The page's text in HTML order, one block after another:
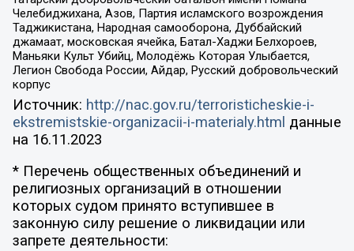
Челебиджихана, Азов, Партия исламского возрождения
Таджикистана, Народная самооборона, Дуббайский
джамаат, московская ячейка, Батал-Хаджи Белхороев,
Маньяки Культ Убийц, Молодёжь Которая Улыбается,
Легион Свобода России, Айдар, Русский добровольческий
корпус
Источник: http://nac.gov.ru/terroristicheskie-i-
ekstremistskie-organizacii-i-materialy.html данные
на 16.11.2023
* Перечень общественных объединений и
религиозных организаций в отношении
которых судом принято вступившее в
законную силу решение о ликвидации или
запрете деятельности: